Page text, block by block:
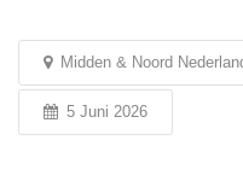
Midden & Noord
5 Juni 2026